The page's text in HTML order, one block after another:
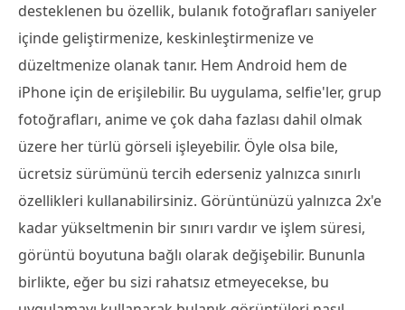
desteklenen bu özellik, bulanık fotoğrafları saniyeler
içinde geliştirmenize, keskinleştirmenize ve
düzeltmenize olanak tanır. Hem Android hem de
iPhone için de erişilebilir. Bu uygulama, selfie'ler, grup
fotoğrafları, anime ve çok daha fazlası dahil olmak
üzere her türlü görseli işleyebilir. Öyle olsa bile,
ücretsiz sürümünü tercih ederseniz yalnızca sınırlı
özellikleri kullanabilirsiniz. Görüntünüzü yalnızca 2x'e
kadar yükseltmenin bir sınırı vardır ve işlem süresi,
görüntü boyutuna bağlı olarak değişebilir. Bununla
birlikte, eğer bu sizi rahatsız etmeyecekse, bu